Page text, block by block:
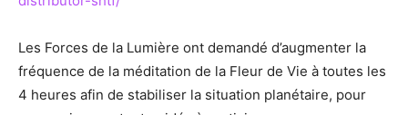
Les Forces de la Lumière ont demandé d’augmenter la
fréquence de la méditation de la Fleur de Vie à toutes les
4 heures afin de stabiliser la situation planétaire, pour